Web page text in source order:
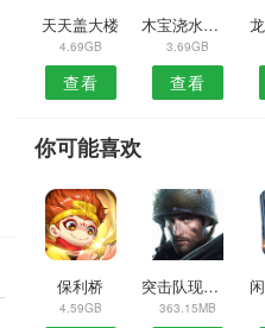
天天盖大楼
4.69GB
查看
木宝浇水种树
3.69GB
查看
你可能喜欢
保利桥
4.59GB
突击队现代使命
363.15MB